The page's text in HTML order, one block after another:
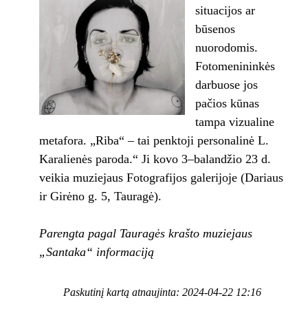
situacijos ar
būsenos
nuorodomis.
Fotomenininkės
darbuose jos
pačios kūnas
tampa vizualine
metafora. „Riba“ – tai penktoji personalinė L.
Karalienės paroda.“ Ji kovo 3–balandžio 23 d.
veikia muziejaus Fotografijos galerijoje (Dariaus
ir Girėno g. 5, Tauragė).
Parengta pagal Tauragės krašto muziejaus
„Santaka“ informaciją
Paskutinį kartą atnaujinta: 2024-04-22 12:16